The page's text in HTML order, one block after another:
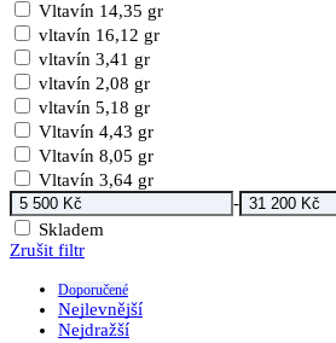
Vltavín 14,35 gr
vltavín 16,12 gr
vltavín 3,41 gr
vltavín 2,08 gr
vltavín 5,18 gr
Vltavín 4,43 gr
Vltavín 8,05 gr
Vltavín 3,64 gr
-
Skladem
Zrušit filtr
Doporučené
Nejlevnější
Nejdražší